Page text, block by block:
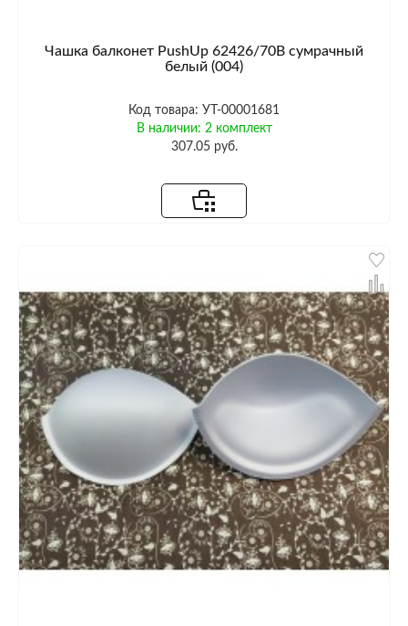
Чашка балконет PushUp 62426/70B сумрачный
белый (004)
Код товара: УТ-00001681
В наличии: 2 комплект
307.05 руб.